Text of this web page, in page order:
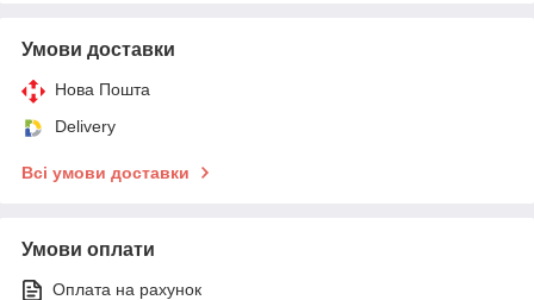
Умови доставки
Нова Пошта
Delivery
Всі умови доставки
Умови оплати
Оплата на рахунок